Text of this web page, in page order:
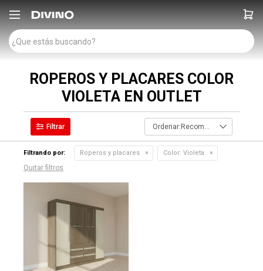

ROPEROS Y PLACARES COLOR
VIOLETA EN OUTLET
Recomendados
Filtrando por: Roperos y placares Color: Violeta
Quitar filtros